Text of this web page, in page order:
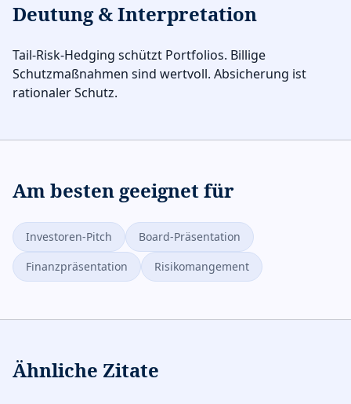
Deutung & Interpretation
Tail-Risk-Hedging schützt Portfolios. Billige
Schutzmaßnahmen sind wertvoll. Absicherung ist
rationaler Schutz.
Am besten geeignet für
Investoren-Pitch
Board-Präsentation
Finanzpräsentation
Risikomangement
Ähnliche Zitate